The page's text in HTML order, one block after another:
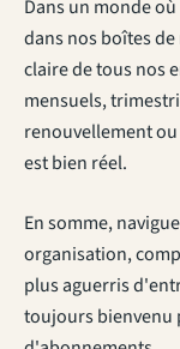
Dans un monde
dans nos boîtes
claire de tous nos
mensuels,
renouvellement
est bien réel.
En somme,
organisation,
plus aguerris
toujours bienvenu